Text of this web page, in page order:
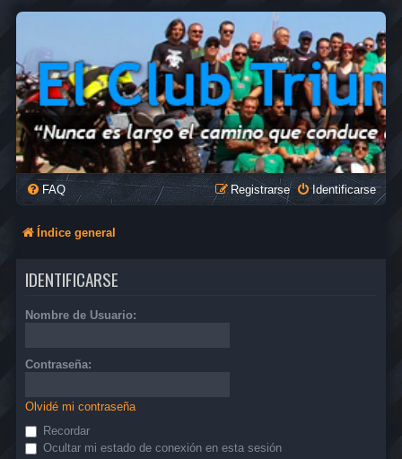
FAQ Identificarse
Registrarse
Índice general
IDENTIFICARSE
Nombre de Usuario:
Contraseña:
Olvidé mi contraseña
Recordar
Ocultar mi estado de conexión en esta sesión